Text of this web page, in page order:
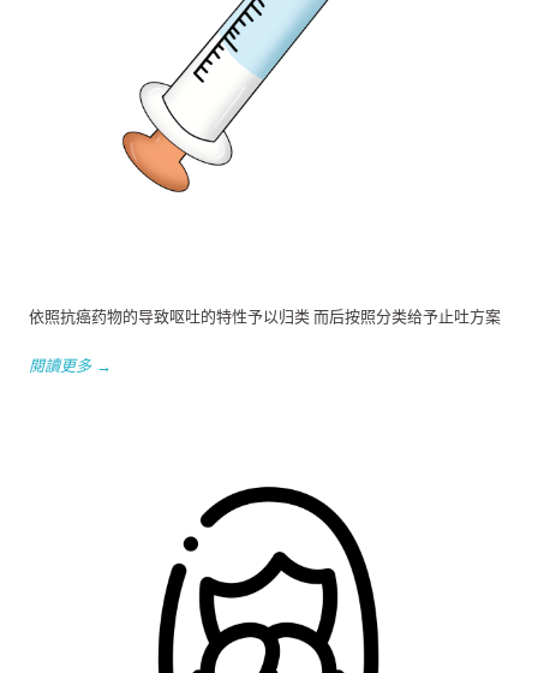
依照抗癌药物的导致呕吐的特性予以归类 而后按照分类给予止吐方案
閱讀更多 →